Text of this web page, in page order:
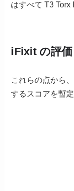
はすべて T3 Torx
iFixit の評
これらの点から
するスコアを暫